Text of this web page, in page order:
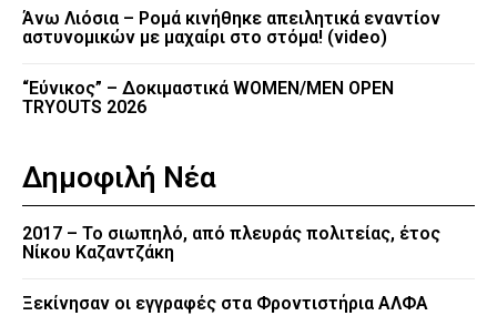
Άνω Λιόσια – Ρομά κινήθηκε απειλητικά εναντίον
αστυνομικών με μαχαίρι στο στόμα! (video)
“Εύνικος” – Δοκιμαστικά WOMEN/MEN OPEN
TRYOUTS 2026
Δημοφιλή Νέα
2017 – Το σιωπηλό, από πλευράς πολιτείας, έτος
Νίκου Καζαντζάκη
Ξεκίνησαν οι εγγραφές στα Φροντιστήρια ΑΛΦΑ